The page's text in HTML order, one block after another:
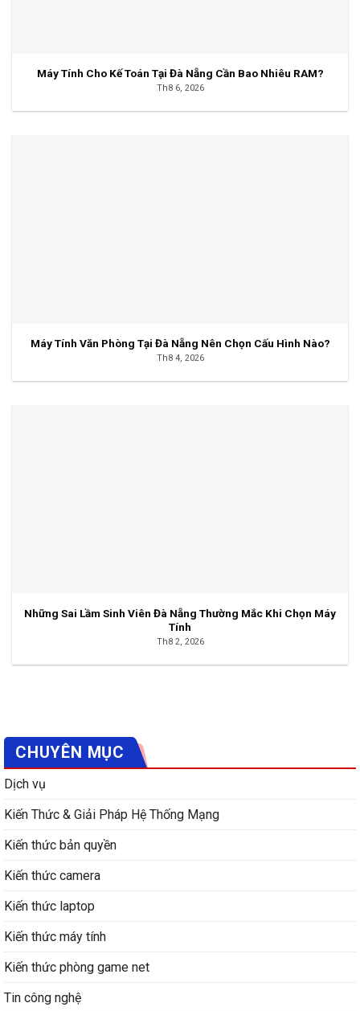
Máy Tính Cho Kế Toán Tại Đà Nẵng Cần Bao Nhiêu RAM?
Th8 6, 2026
Máy Tính Văn Phòng Tại Đà Nẵng Nên Chọn Cấu Hình Nào?
Th8 4, 2026
Những Sai Lầm Sinh Viên Đà Nẵng Thường Mắc Khi Chọn Máy
Tính
Th8 2, 2026
CHUYÊN MỤC
Dịch vụ
Kiến Thức & Giải Pháp Hệ Thống Mạng
Kiến thức bản quyền
Kiến thức camera
Kiến thức laptop
Kiến thức máy tính
Kiến thức phòng game net
Tin công nghệ